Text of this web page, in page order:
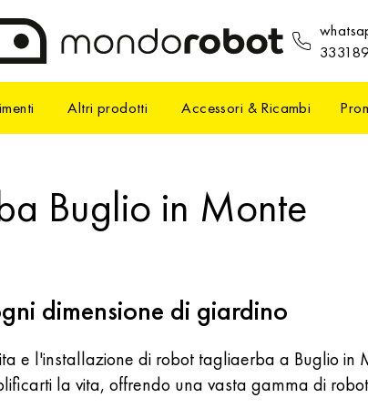
Altri prodotti Accessori & Ricambi
Buglio in Monte
dimensione di giardino
e l'installazione di robot tagliaerba a Buglio in
la vita, offrendo una vasta gamma di